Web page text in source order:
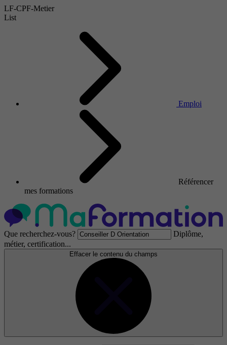
LF-CPF-Metier
List
Emploi
Référencer
mes formations
Que recherchez-vous?
Diplôme,
métier, certification...
Effacer le contenu du champs